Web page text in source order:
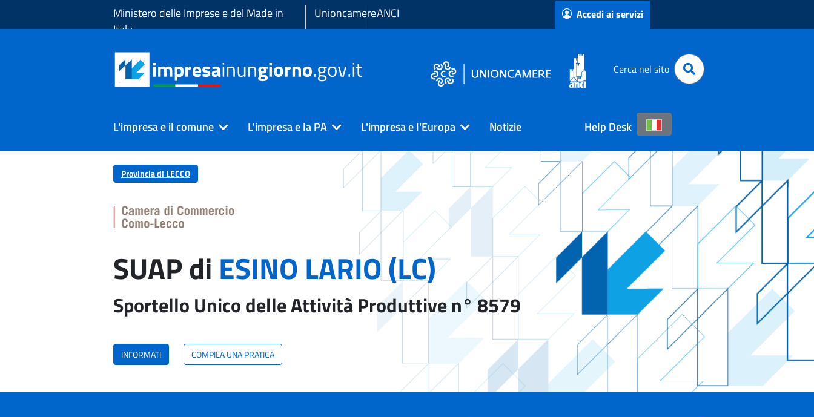
Ministero delle Imprese e del Made in
Italy
UnioncamereANCI Accedi ai servizi
Cerca nel sito
L'impresa e il comune L'impresa e la PA L'impresa e l'Europa Notizie Help Desk
Provincia di LECCO
SUAP di ESINO LARIO (LC)
Sportello Unico delle Attività Produttive n° 8579
INFORMATI COMPILA UNA PRATICA